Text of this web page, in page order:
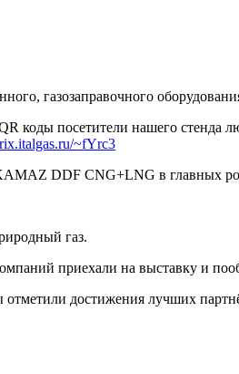
газозаправочного
посетители нашего стенда
~fYrc3
DDF CNG+LNG в главных
газ.
приехали на выставку и
достижения лучших